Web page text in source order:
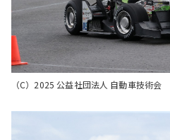
（C）2025 公益社団法人 自動車技術会